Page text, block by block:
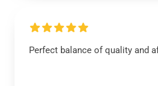
Perfect balance of quality and